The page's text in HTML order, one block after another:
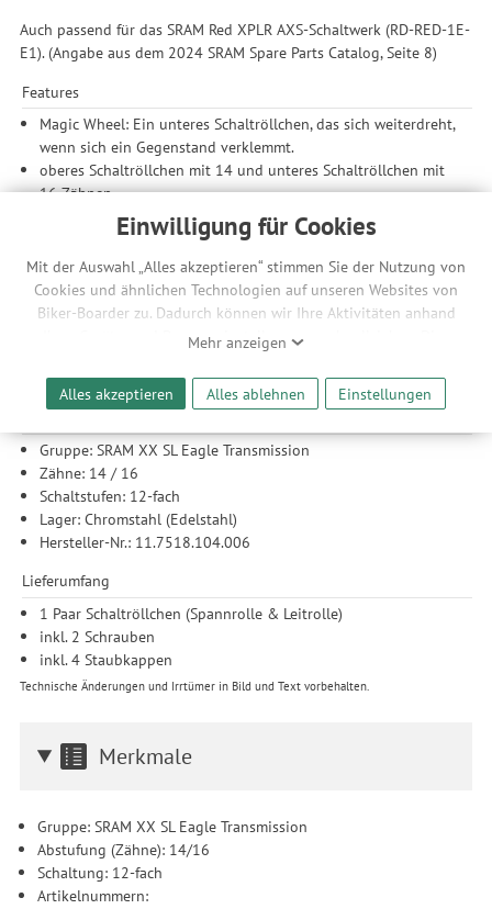
Einwilligung für Cookies
Mit der Auswahl „Alles akzeptieren“ stimmen Sie der Nutzung von
Cookies und ähnlichen Technologien auf unseren Websites von
Biker-Boarder zu. Dadurch können wir Ihre Aktivitäten anhand
Ihrer Geräte- und Browsereinstellungen nachvollziehen. Dies
Werbeanzeigen für Sie bereitzustellen sowie Funktionalitäten
unserer Website sicherzustellen und stetig zu verbessern. Dabei
werden Ihre Daten auch an Drittanbieter und Werbepartner
weitergegeben. Die Verarbeitung erfolgt ausschließlich zum
Zwecke der Einbindung von Streaming-Inhalten und der
Durchführung von statistischer Analyse, Reichweitenmessungen,
Produktempfehlungen und nutzungsbasierter Werbung.
Informationen zu den einzelnen Funktionen, den Drittanbietern
Einwilligung ist freiwillig, für die Nutzung unserer Website nicht
erforderlich und gilt, bis sie widerrufen wird. Sie können Ihre
Einwilligung unter Einstellungen lediglich für bestimmte
Drittanbieter erteilen und jederzeit für die Zukunft widerrufen.
Mehr anzeigen
Alles akzeptieren Alles ablehnen Einstellungen
Auch passend für das SRAM Red XPLR AXS-Schaltwerk (RD-RED-1E-
E1). (Angabe aus dem 2024 SRAM Spare Parts Catalog, Seite 8)
Features
Magic Wheel: Ein unteres Schaltröllchen, das sich weiterdreht,
wenn sich ein Gegenstand verklemmt.
oberes Schaltröllchen mit 14 und unteres Schaltröllchen mit
16 Zähnen
inkl. 2 T25 Aluminium-Schrauben
inkl. Staubkappen
Kompatibilität
kompatibles Schaltwerk: SRAM XX Eagle Transmission (RD-
auch kompatibel mit: SRAM Red XPLR AXS-Schaltwerk (RD-
RED-1E-E1)
Gruppe: SRAM XX SL Eagle Transmission
Zähne: 14 / 16
Schaltstufen: 12-fach
Lager: Chromstahl (Edelstahl)
Hersteller-Nr.: 11.7518.104.006
Lieferumfang
1 Paar Schaltröllchen (Spannrolle & Leitrolle)
inkl. 2 Schrauben
inkl. 4 Staubkappen
Technische Änderungen und Irrtümer in Bild und Text vorbehalten.
Merkmale
Gruppe: SRAM XX SL Eagle Transmission
Abstufung (Zähne): 14/16
Schaltung: 12-fach
Artikelnummern: